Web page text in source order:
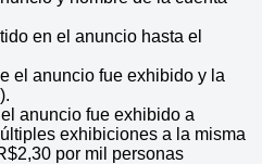
en el anuncio hasta el
el anuncio fue exhibido y la
anuncio fue exhibido a
exhibiciones a la misma
por mil personas